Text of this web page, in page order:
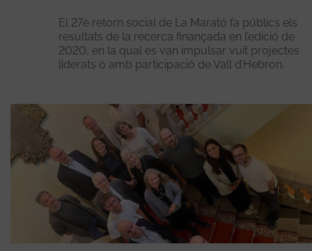
El 27è retorn social de La Marató fa públics els
resultats de la recerca finançada en l’edició de
2020, en la qual es van impulsar vuit projectes
liderats o amb participació de Vall d’Hebron.